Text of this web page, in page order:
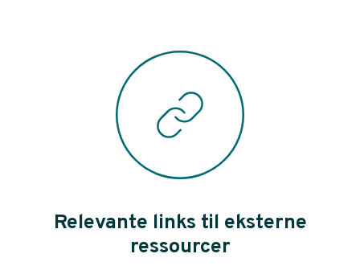
Relevante links til eksterne
ressourcer